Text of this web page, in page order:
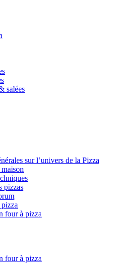
salées
sur l’univers de la Pizza
pizzas
four à pizza
four à pizza